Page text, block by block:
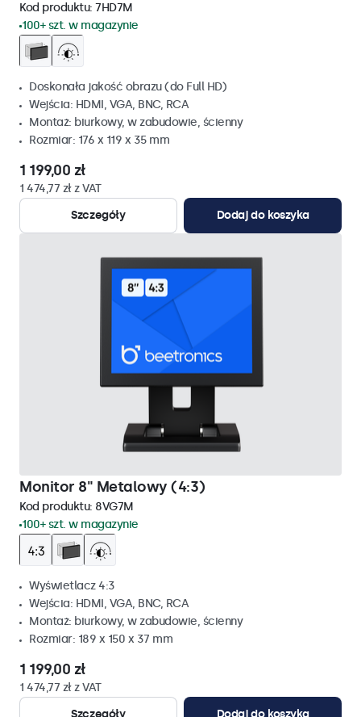
Kod produktu: 7HD7M
100+ szt. w magazynie
Doskonała jakość obrazu (do Full HD)
Wejścia: HDMI, VGA, BNC, RCA
Montaż: biurkowy, w zabudowie, ścienny
Rozmiar: 176 x 119 x 35 mm
1 199,00 zł
1 474,77 zł z VAT
Szczegóły
Dodaj do koszyka
Monitor 8" Metalowy (4:3)
Kod produktu: 8VG7M
100+ szt. w magazynie
Wyświetlacz 4:3
Wejścia: HDMI, VGA, BNC, RCA
Montaż: biurkowy, w zabudowie, ścienny
Rozmiar: 189 x 150 x 37 mm
1 199,00 zł
1 474,77 zł z VAT
Szczegóły
Dodaj do koszyka